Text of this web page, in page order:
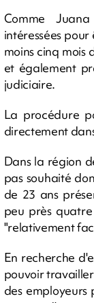
Comme
intéressées
moins cinq mois
et également
judiciaire.
La procédure
directement
Dans la région
pas souhaité
de 23 ans
peu près
"relativement
En recherche
pouvoir
des